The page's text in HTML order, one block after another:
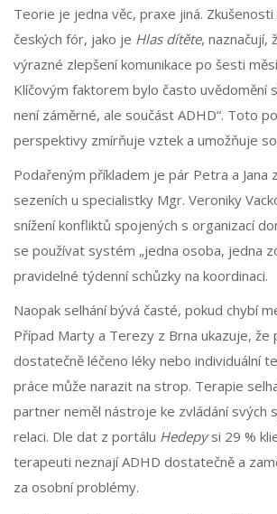
Teorie je jedna věc, praxe jiná.
českých fór, jako je Hlas dítěte, naznačují,
výrazné zlepšení komunikace po šesti
Klíčovým faktorem bylo často uvědomění
není záměrné, ale součást ADHD“. Toto
perspektivy zmírňuje vztek a umožňuje
Podařeným příkladem je pár Petra a Jana
sezeních u specialistky Mgr. Veroniky
snížení konfliktů spojených s organizací
se používat systém „jedna osoba, jedna
pravidelné týdenní schůzky na koordinaci.
Naopak selhání bývá časté, pokud chybí
Případ Marty a Terezy z Brna ukazuje, že
dostatečně léčeno léky nebo individuální
práce může narazit na strop. Terapie
partner neměl nástroje ke zvládání svých
relaci. Dle dat z portálu Hedepysi 29 %
terapeuti neznají ADHD dostatečně a
za osobní problémy.